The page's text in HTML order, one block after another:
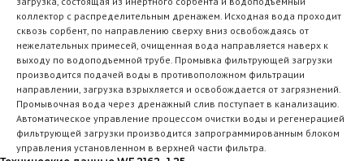
коллектор с распределительным дренажем. Исходная вода проходит
сквозь сорбент, по направлению сверху вниз освобождаясь от
нежелательных примесей, очищенная вода направляется наверх к
выходу по водоподъемной трубе. Промывка фильтрующей загрузки
производится подачей воды в противоположном фильтрации
направлении, загрузка взрыхляется и освобождается от загрязнений.
Промывочная вода через дренажный слив поступает в канализацию.
Автоматическое управление процессом очистки воды и регенерацией
фильтрующей загрузки производится запрограммированным блоком
управления установленном в верхней части фильтра.